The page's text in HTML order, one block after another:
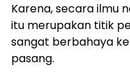
Karena, secara ilmu
itu merupakan titik
sangat berbahaya
pasang.